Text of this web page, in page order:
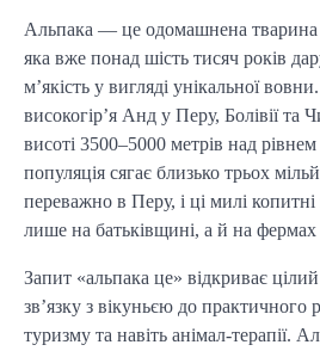
Альпака — це одомашнена
яка вже понад шість тисяч років
м’якість у вигляді унікальної
високогір’я Анд у Перу, Болівії та
висоті 3500–5000 метрів над
популяція сягає близько трьох
переважно в Перу, і ці милі
лише на батьківщині, а й на
Запит «альпака це» відкриває
зв’язку з вікуньєю до практичного
туризму та навіть анімал-терапії.